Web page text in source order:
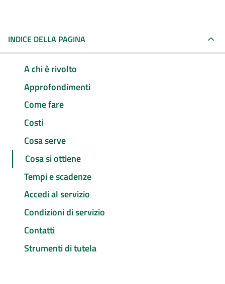
INDICE DELLA PAGINA
A chi è rivolto
Approfondimenti
Come fare
Costi
Cosa serve
Cosa si ottiene
Tempi e scadenze
Accedi al servizio
Condizioni di servizio
Contatti
Strumenti di tutela